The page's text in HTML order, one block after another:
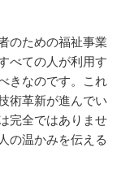
のための福祉事業
べての人が利用す
きなのです。これ
術革新が進んでい
完全ではありませ
の温かみを伝える